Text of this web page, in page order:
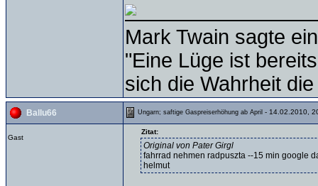
Mark Twain sagte
"Eine Lüge ist
sich die Wahrheit
Ballu66 Ungarn; saftige Gaspreiserhöhung ab April - 14.02.2010,
Gast
Zitat:
Original von Pater Girgl
fahrrad nehmen radpuszta --15 min google
helmut